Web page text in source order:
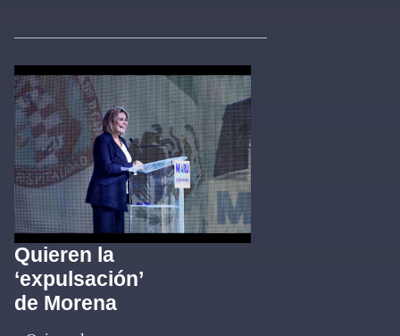
Quieren la
‘expulsación’
de Morena